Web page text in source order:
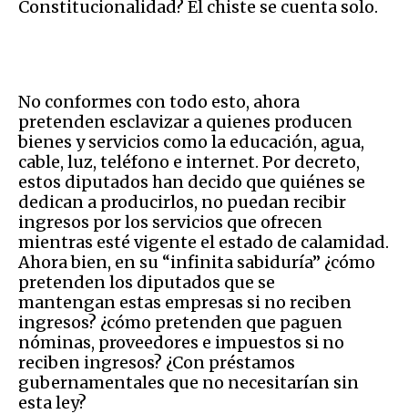
Constitucionalidad? El chiste se cuenta solo.
No conformes con todo esto, ahora
pretenden esclavizar a quienes producen
bienes y servicios como la educación, agua,
cable, luz, teléfono e internet. Por decreto,
estos diputados han decido que quiénes se
dedican a producirlos, no puedan recibir
ingresos por los servicios que ofrecen
mientras esté vigente el estado de calamidad.
Ahora bien, en su “infinita sabiduría” ¿cómo
pretenden los diputados que se
mantengan estas empresas si no reciben
ingresos? ¿cómo pretenden que paguen
nóminas, proveedores e impuestos si no
reciben ingresos? ¿Con préstamos
gubernamentales que no necesitarían sin
esta ley?